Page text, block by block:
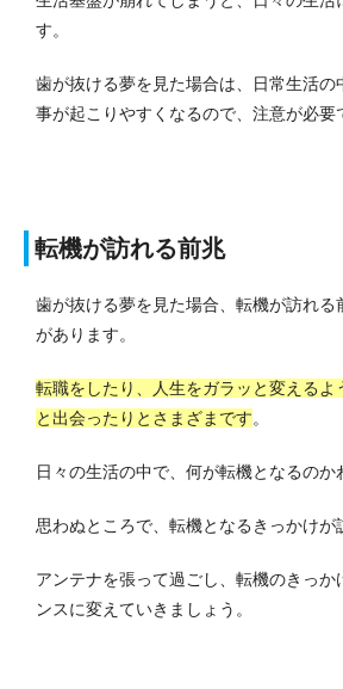
す。
歯が抜ける夢を見た場合は、日常生活の
事が起こりやすくなるので、注意が必要
転機が訪れる前兆
歯が抜ける夢を見た場合、転機が訪れる
があります。
転職をしたり、人生をガラッと変えるよ
と出会ったりとさまざまです。
日々の生活の中で、何が転機となるのか
思わぬところで、転機となるきっかけが
アンテナを張って過ごし、転機のきっか
ンスに変えていきましょう。